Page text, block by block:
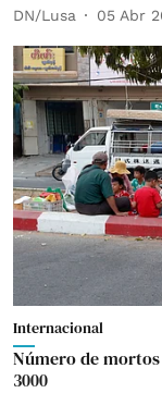
DN/Lusa 05 Abr
Internacional
Número de
3000